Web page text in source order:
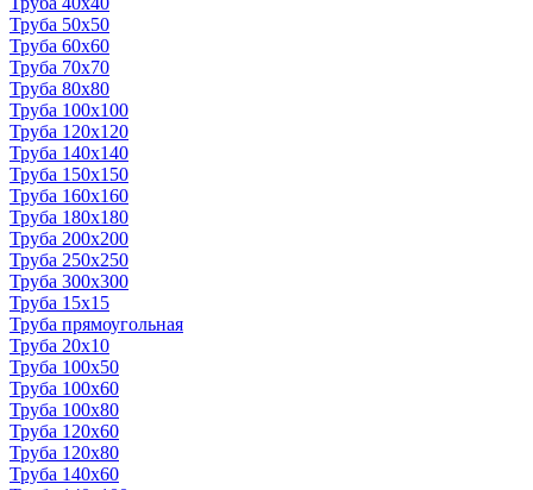
Труба 50x50
Труба 60x60
Труба 70x70
Труба 80x80
Труба 100x100
Труба 120x120
Труба 140x140
Труба 150x150
Труба 160x160
Труба 180x180
Труба 200x200
Труба 250x250
Труба 300x300
Труба 15x15
Труба прямоугольная
Труба 20x10
Труба 100x50
Труба 100x60
Труба 100x80
Труба 120x60
Труба 120x80
Труба 140x60